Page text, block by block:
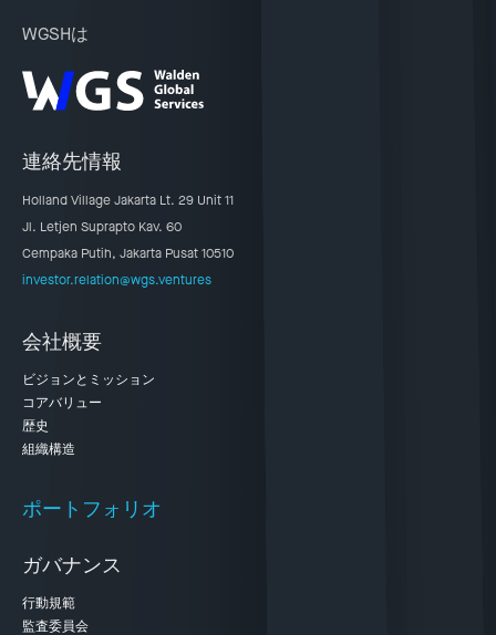
WGSHは
連絡先情報
Holland Village Jakarta Lt. 29 Unit 11
Jl. Letjen Suprapto Kav. 60
Cempaka Putih, Jakarta Pusat 10510
investor.relation@wgs.ventures
会社概要
ビジョンとミッション
コアバリュー
歴史
組織構造
ポートフォリオ
ガバナンス
行動規範
監査委員会